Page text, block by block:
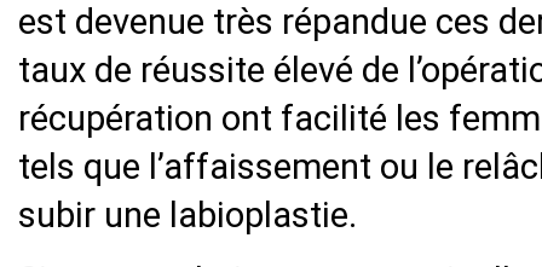
est devenue très répandue ces
taux de réussite élevé de
récupération ont facilité les
tels que l’affaissement ou le
subir une labioplastie.